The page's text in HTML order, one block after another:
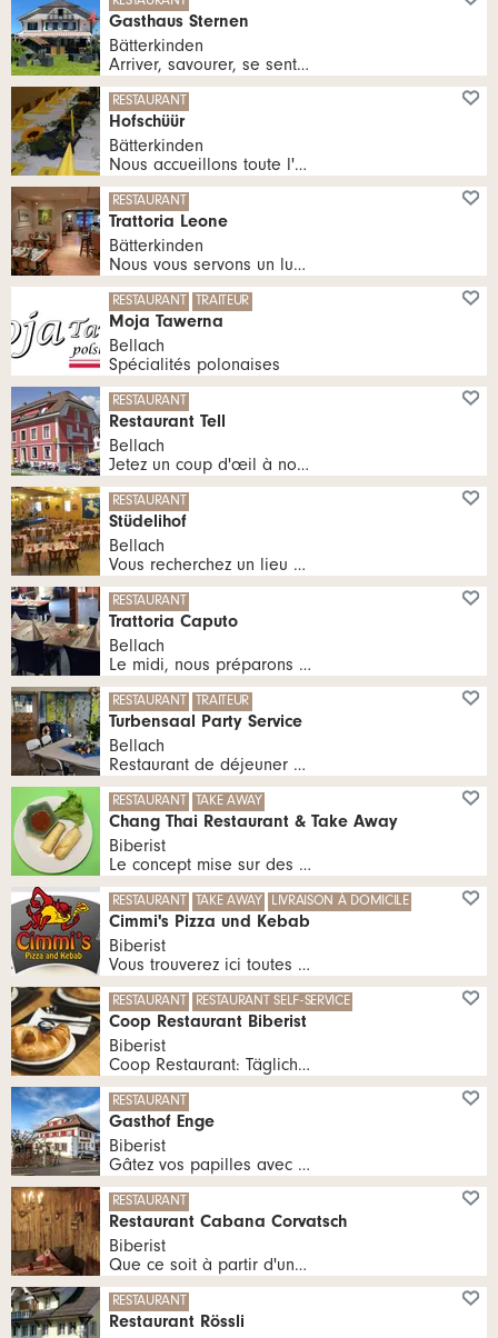
Gasthaus Sternen
Bätterkinden
Arriver, savourer, se sentir bien, séjourner !
RESTAURANT
Hofschüür
Bätterkinden
Nous accueillons toute l'année des groupes de visiteurs sur réservation dans la Hofschüür chauffée.
RESTAURANT
Trattoria Leone
Bätterkinden
Nous vous servons un lunch de midi composé d'une soupe, d'une salade et, au choix, d'un plat de viande, de pâtes ou de pizza. Sur demande, nous vous proposons notre carte ou un petit business lunch.
au 16/9/2026 tous les Ma, Me, Je, Ve, Sa 11:00 - 14:00 heures | au 16/9/2026 tous les Ma, Me, Je, Ve, Sa 17:30 heures | 9/10/2026 - 23/12/2026 tous les Ma, Me, Je, Ve, Sa 11:00 - 14:00 heures | 9/10/2026 - 23/12/2026 tous les Ma, Me, Je, Ve, Sa 17:30 heures | 15/1/2027 - 25/3/2027 tous les Ma, Me, Je, Ve, Sa 11:00 - 14:00 heures | 15/1/2027 - 25/3/2027 tous les Ma, Me, Je, Ve, Sa 17:30 heures | 30/3/2027 - 5/5/2027 tous les Ma, Me, Je, Ve, Sa 11:00 - 14:00 heures | 30/3/2027 - 5/5/2027 tous les Ma, Me, Je, Ve, Sa 17:30 heures | 11/5/2027 - 15/9/2027 tous les Ma, Me, Je, Ve, Sa 11:00 - 14:00 heures | 11/5/2027 - 15/9/2027 tous les Ma, Me, Je, Ve, Sa 17:30 heures |
RESTAURANT TRAITEUR
Moja Tawerna
Bellach
Spécialités polonaises
tous les Lu, Ma, Me, Je 08:30 - 17:00 heures | tous les Ve 08:30 - 22:00 heures | tous les Sa 09:00 - 22:00 heures | tous les Di 11:00 - 20:00 heures
RESTAURANT
Restaurant Tell
Bellach
Jetez un coup d'œil à notre vaste carte avec des plats traditionnels, des spécialités italiennes et des offres saisonnières.
tous les Lu, Ma, Me, Je, Ve, Sa 17:30 - 23:30 heures | tous les Lu, Ma, Me, Je, Ve 07:00 - 14:00 heures | tous les Sa 11:00 - 14:00 heures | tous les Di 11:00 - 22:00 heures
RESTAURANT
Stüdelihof
Bellach
Vous recherchez un lieu approprié pour votre célébration, comme un mariage, un anniversaire, un dîner d'entreprise ou un événement de club, alors nous sommes la bonne adresse pour vous. Nous serons heureux de vous accueillir.
RESTAURANT
Trattoria Caputo
Bellach
Le midi, nous préparons un menu. Le soir, il est possible de commander à la carte. Des spécialités italiennes sont à disposition comme : Antipasti, pizzas, pâtes, etc. Le dessert ne doit bien sûr pas manquer.
RESTAURANT TRAITEUR
Turbensaal Party Service
Bellach
Restaurant de déjeuner et service de fête.
RESTAURANT TAKE AWAY
Chang Thai Restaurant & Take Away
Biberist
Le concept mise sur des plats thaïlandais fraîchement cuisinés et fidèles à l'original. Nous accordons une grande importance à la qualité des produits et à leur préparation.
tous les Lu, Ma, Me, Je, Ve 11:00 - 14:00 heures | tous les Di 16:00 - 21:00 heures | tous les Lu, Ma, Me, Je, Ve 17:00 - 21:00 heures | tous les Sa 11:00 - 21:00 heures
RESTAURANT TAKE AWAY LIVRAISON À DOMICILE
Cimmi's Pizza und Kebab
Biberist
Vous trouverez ici toutes les informations concernant notre offre et notre service. Nous nous réjouissons de pouvoir vous servir nos spécialités toujours fraîches avec le sourire dans notre restaurant ou de vous les livrer à domicile.
tous les Lu, Ma, Me, Je, Ve 11:00 - 13:30 heures | tous les Lu, Ma, Me, Je 17:00 - 24:00 heures | tous les Ve, Sa 17:00 - 03:00 heures | tous les Di 17:00 - 23:00 heures
RESTAURANT RESTAURANT SELF-SERVICE
Coop Restaurant Biberist
Biberist
Coop Restaurant: Täglich kulinarische Angebote erleben
tous les Sa 07:30 - 18:00 heures | tous les Lu, Ma, Me, Je 07:30 - 18:30 heures | tous les Ve 07:30 - 21:00 heures
RESTAURANT
Gasthof Enge
Biberist
Gâtez vos papilles avec des plats raffinés et des créations passionnantes de notre équipe de cuisine.
tous les Ve 17:00 - 23:00 heures | tous les Ma, Me, Je, Ve 11:00 - 14:00 heures | tous les Ma, Me, Je 17:00 - 22:00 heures | tous les Sa 15:00 - 23:00 heures
RESTAURANT
Restaurant Cabana Corvatsch
Biberist
Que ce soit à partir d'une plaque ou d'une poêle en fonte, qu'il s'agisse de spécialités ou de produits gourmets, ou encore de produits authentiques ou de poissons, tous les lièvres des neiges et les gourmands trouveront chez nous quelque chose de délicieux à "habbere" et à "tringga".
RESTAURANT
Restaurant Rössli